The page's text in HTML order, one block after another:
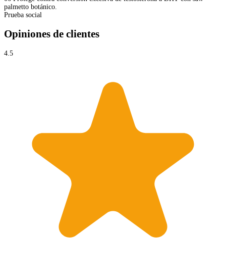
palmetto botánico.
Prueba social
Opiniones de clientes
4.5